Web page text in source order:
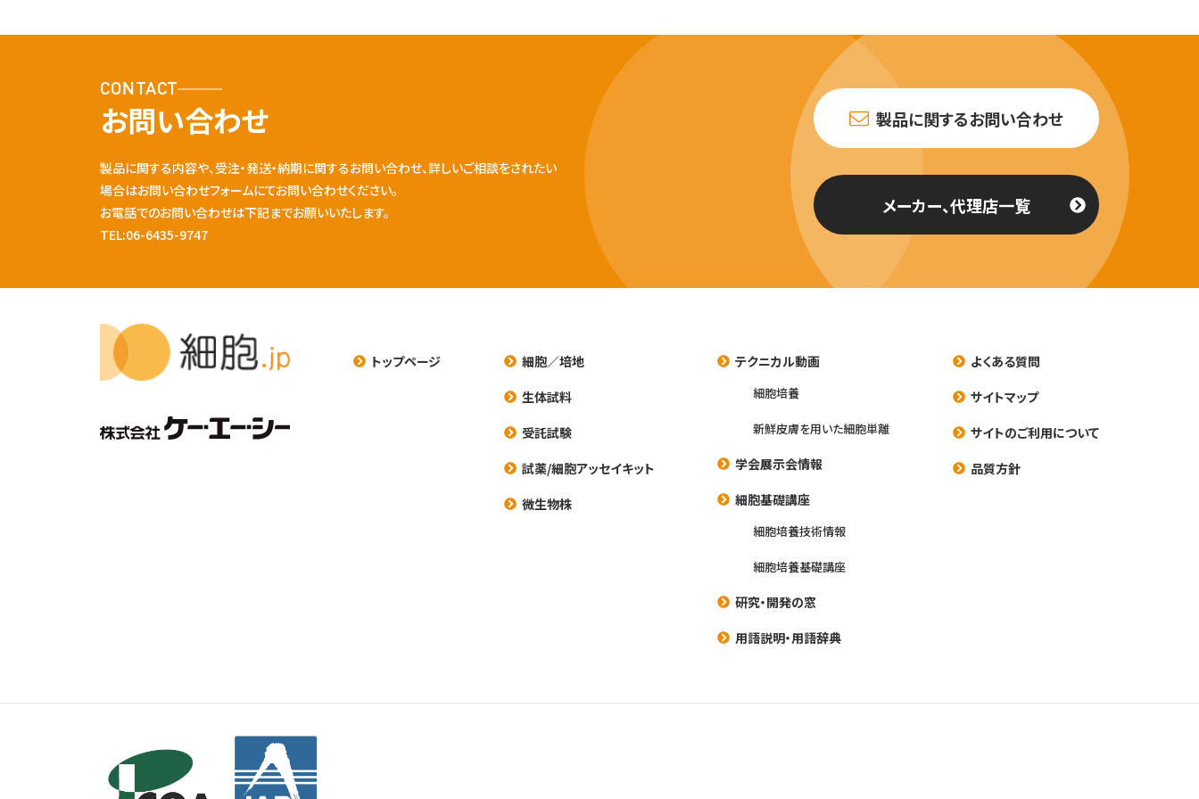
CONTACT
お問い合わせ
製品に関する内容や、受注・発送・納期に関するお問い合わせ、詳しいご相談をされたい
場合はお問い合わせフォームにてお問い合わせください。
お電話でのお問い合わせは下記までお願いいたします。
TEL:06-6435-9747
製品に関するお問い合わせ
メーカー、代理店一覧
トップページ
細胞／培地
生体試料
受託試験
試薬/細胞アッセイキット
微生物株
テクニカル動画
細胞培養
新鮮皮膚を用いた細胞単離
学会展示会情報
細胞基礎講座
細胞培養技術情報
細胞培養基礎講座
研究・開発の窓
用語説明・用語辞典
よくある質問
サイトマップ
サイトのご利用について
品質方針